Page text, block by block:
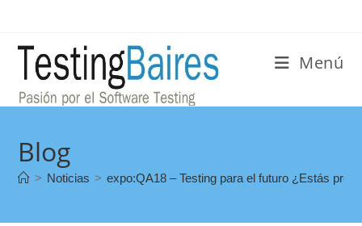
Menú
Blog
> Noticias > expo:QA18 – Testing para el futuro ¿Estás